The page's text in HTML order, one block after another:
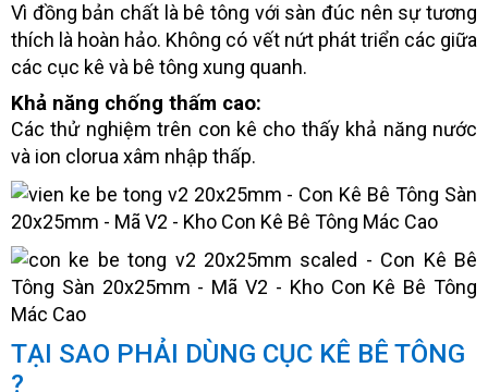
Vì đồng bản chất là bê tông với sàn đúc nên sự tương
thích là hoàn hảo. Không có vết nứt phát triển các giữa
các cục kê và bê tông xung quanh.
Khả năng chống thấm cao:
Các thử nghiệm trên con kê cho thấy khả năng nước
và ion clorua xâm nhập thấp.
TẠI SAO PHẢI DÙNG CỤC KÊ BÊ TÔNG
?